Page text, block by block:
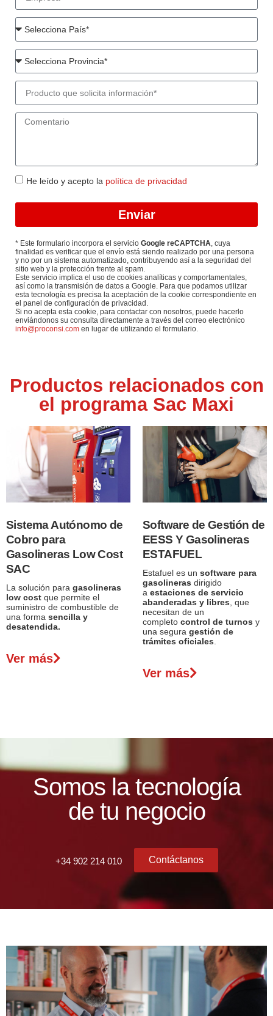
He leído y acepto la política de privacidad
Enviar
* Este formulario incorpora el servicio Google reCAPTCHA, cuya
finalidad es verificar que el envío está siendo realizado por una persona
y no por un sistema automatizado, contribuyendo así a la seguridad del
sitio web y la protección frente al spam.
Este servicio implica el uso de cookies analíticas y comportamentales,
así como la transmisión de datos a Google. Para que podamos utilizar
esta tecnología es precisa la aceptación de la cookie correspondiente en
el panel de configuración de privacidad.
Si no acepta esta cookie, para contactar con nosotros, puede hacerlo
enviándonos su consulta directamente a través del correo electrónico
info@proconsi.com en lugar de utilizando el formulario.
Productos relacionados con
el programa Sac Maxi
Sistema Autónomo de
Cobro para
Gasolineras Low Cost
SAC
La solución para gasolineras
low cost que permite el
suministro de combustible de
una forma sencilla y
desatendida.
Ver más
Software de Gestión de
EESS Y Gasolineras
ESTAFUEL
Estafuel es un software para
gasolineras dirigido
a estaciones de servicio
abanderadas y libres , que
necesitan de un
completo control de turnos y
una segura gestión de
trámites oficiales
Ver más
Somos la tecnología
de tu negocio
+34 902 214 010 Contáctanos